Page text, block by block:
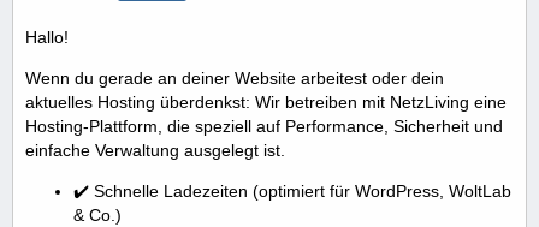
Hallo!
Wenn du gerade an deiner Website arbeitest oder dein
aktuelles Hosting überdenkst: Wir betreiben mit NetzLiving eine
Hosting-Plattform, die speziell auf Performance, Sicherheit und
einfache Verwaltung ausgelegt ist.
✔️ Schnelle Ladezeiten (optimiert für WordPress, WoltLab
& Co.)